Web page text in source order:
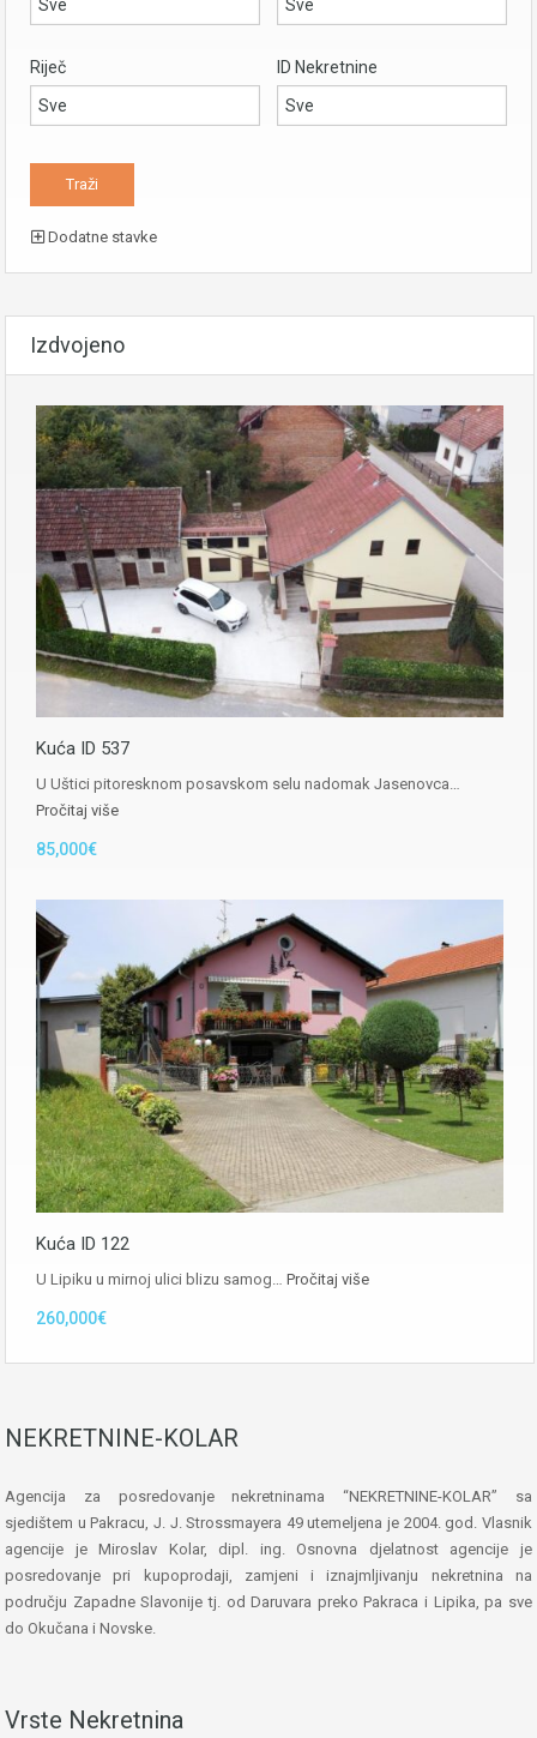
Riječ ID Nekretnine
Dodatne stavke
Izdvojeno
Kuća ID 537
U Uštici pitoresknom posavskom selu nadomak Jasenovca…
Pročitaj više
85,000€
Kuća ID 122
U Lipiku u mirnoj ulici blizu samog… Pročitaj više
260,000€
NEKRETNINE-KOLAR
Agencija za posredovanje nekretninama “NEKRETNINE-KOLAR” sa
sjedištem u Pakracu, J. J. Strossmayera 49 utemeljena je 2004. god. Vlasnik
agencije je Miroslav Kolar, dipl. ing. Osnovna djelatnost agencije je
posredovanje pri kupoprodaji, zamjeni i iznajmljivanju nekretnina na
području Zapadne Slavonije tj. od Daruvara preko Pakraca i Lipika, pa sve
do Okučana i Novske.
Vrste Nekretnina